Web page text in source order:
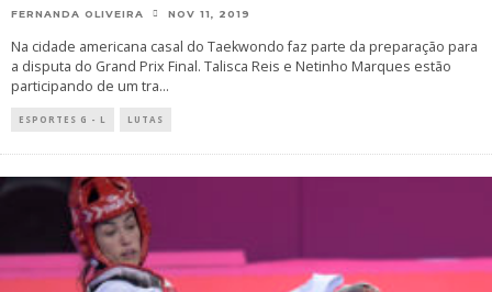
FERNANDA OLIVEIRA NOV 11, 2019
Na cidade americana casal do Taekwondo faz parte da preparação para
a disputa do Grand Prix Final. Talisca Reis e Netinho Marques estão
participando de um tra...
ESPORTES G - L LUTAS